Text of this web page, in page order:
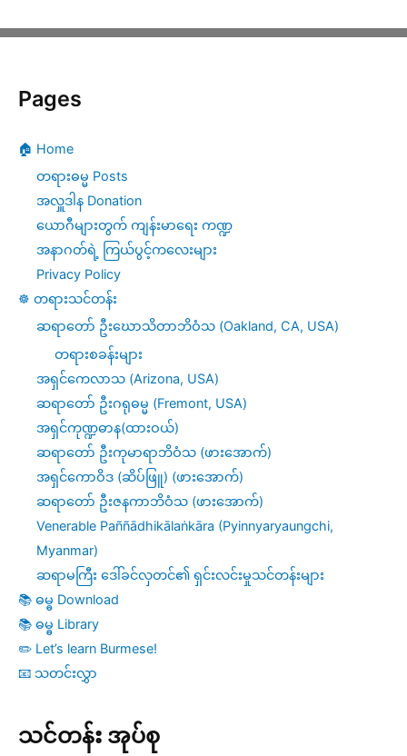
Pages
🏠 Home
တရားဓမ္မ Posts
အလှူဒါန Donation
ယောဂီများတွက် ကျန်းမာရေး ကဏ္ဍ
အနာဂတ်ရဲ့ ကြယ်ပွင့်ကလေးများ
Privacy Policy
☸️ တရားသင်တန်း
ဆရာတော် ဦးဃောသိတာဘိဝံသ (Oakland, CA, USA)
တရားစခန်းများ
အရှင်ကေလာသ (Arizona, USA)
ဆရာတော် ဦးဂရုဓမ္မ (Fremont, USA)
အရှင်ကုဏ္ဍဓာန(ထားဝယ်)
ဆရာတော် ဦးကုမာရာဘိဝံသ (ဖားအောက်)
အရှင်ကောဝိဒ (ဆိပ်ဖြူ) (ဖားအောက်)
ဆရာတော် ဦးဇနကာဘိဝံသ (ဖားအောက်)
Venerable Paññādhikālaṅkāra (Pyinnyaryaungchi,
Myanmar)
ဆရာမကြီး ဒေါ်ခင်လှတင်၏ ရှင်းလင်းမှုသင်တန်းများ
📚 ဓမ္ဓ Download
📚 ဓမ္ဓ Library
✏️ Let’s learn Burmese!
📧 သတင်းလွှာ
သင်တန်း အုပ်စု